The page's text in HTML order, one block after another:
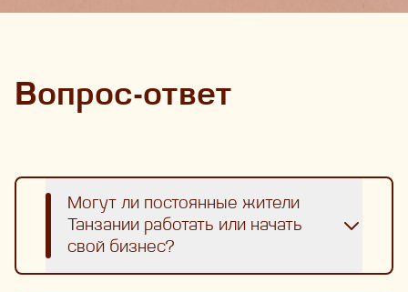
Вопрос-ответ
Могут ли постоянные жители
Танзании работать или начать
свой бизнес?